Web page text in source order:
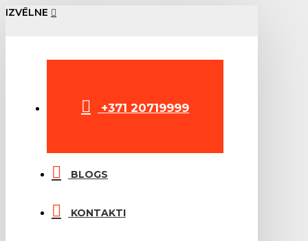
IZVĒLNE
+371 20719999
BLOGS
KONTAKTI